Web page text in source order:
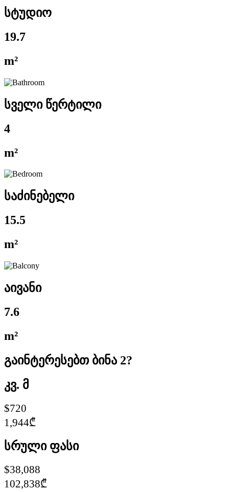
სტუდიო
19.7
m²
სველი წერტილი
4
m²
საძინებელი
15.5
m²
აივანი
7.6
m²
გაინტერესებთ ბინა 2?
კვ. მ
$720
1,944₾
სრული ფასი
$38,088
102,838₾